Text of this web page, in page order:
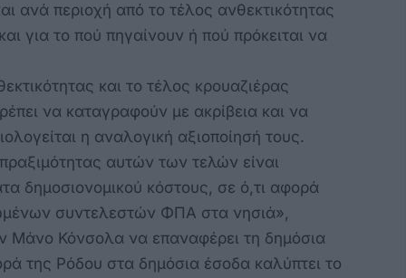
ανά περιοχή από το τέλος ανθεκτικότητας
για το πού πηγαίνουν ή πού πρόκειται να
και το τέλος κρουαζιέρας
να καταγραφούν με ακρίβεια και να
η αναλογική αξιοποίησή τους.
αυτών των τελών είναι
δημοσιονομικού κόστους, σε ό,τι αφορά
συντελεστών ΦΠΑ στα νησιά»,
Μάνο Κόνσολα να επαναφέρει τη δημόσια
της Ρόδου στα δημόσια έσοδα καλύπτει το